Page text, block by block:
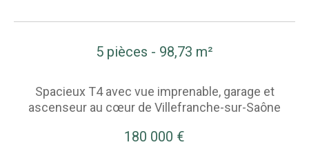
5 pièces - 98,73 m²
Spacieux T4 avec vue imprenable, garage et
ascenseur au cœur de Villefranche-sur-Saône
180 000 €